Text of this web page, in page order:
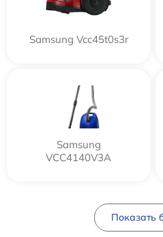
Samsung Vcc45t0s3r
Samsung
VCC4140V3A
Показать